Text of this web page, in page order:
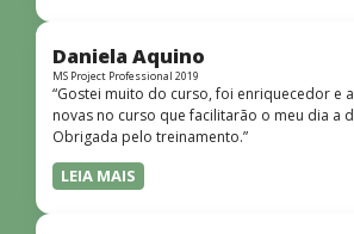
dinâmicas e envolventes. Recomendo o
que desejam iniciar ou aprofundar seus
redes!”
Daniela Aquino
MS Project Professional 2019
“Gostei muito do curso, foi enriquecedor e
novas no curso que facilitarão o meu dia a
Obrigada pelo treinamento.”
LEIA MAIS